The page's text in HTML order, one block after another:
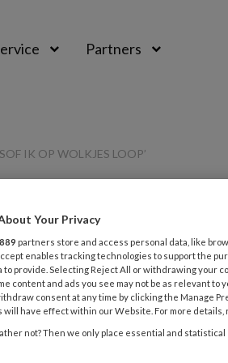
Partners
IK OP WOLKJES LOOP’
Opslaan Reacties 0
lijkt het
Your Privacy
889 partners store and access personal data, like
enables tracking technologies to support the
to provide. Selecting Reject All or withdrawing your
content and ads you see may not be as relevant to
consent at any time by clicking the Manage
will have effect within our Website. For more details,
not? Then we only place essential and